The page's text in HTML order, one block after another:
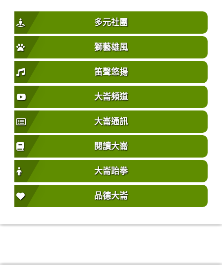
多元社團
獅藝雄風
笛聲悠揚
大崙頻道
大崙通訊
閱讀大崙
大崙跆拳
品德大崙